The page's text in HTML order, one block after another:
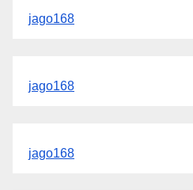
jago168
jago168
jago168